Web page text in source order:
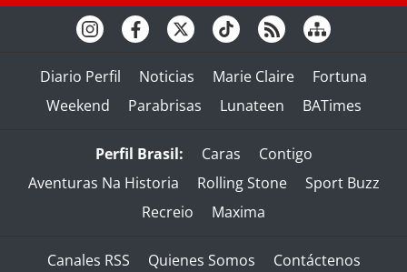
Diario Perfil Noticias Marie Claire
Fortuna
Weekend
Parabrisas Lunateen BATimes
Perfil Brasil: Caras
Contigo
Aventuras Na Historia
Rolling Stone
Sport Buzz
Recreio
Maxima
Canales RSS Quienes Somos
Contáctenos